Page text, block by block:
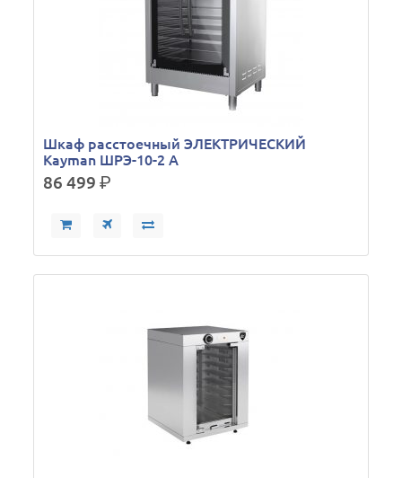
Шкаф расстоечный ЭЛЕКТРИЧЕСКИЙ
Kayman ШРЭ-10-2 А
86 499р.